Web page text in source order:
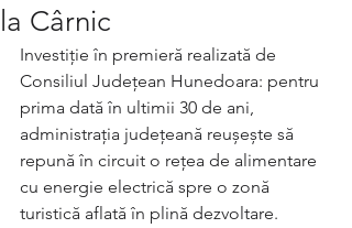
la Cârnic
Investiție în premieră realizată de
Consiliul Județean Hunedoara: pentru
prima dată în ultimii 30 de ani,
administrația județeană reușește să
repună în circuit o rețea de alimentare
cu energie electrică spre o zonă
turistică aflată în plină dezvoltare.